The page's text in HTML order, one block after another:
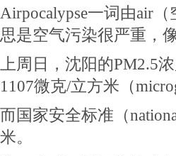
Airpocalypse一词由air
思是空气污染很严重，
上周日，沈阳的PM2.5
1107微克/立方米（
而国家安全标准（
米。